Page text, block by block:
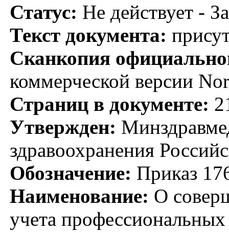
Статус: Не действует -
Текст документа:
Сканкопия
коммерческой версии
Страниц в документе:
Утвержден:
здравоохранения
Обозначение: Приказ
Наименование: О
учета